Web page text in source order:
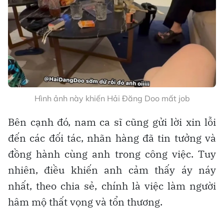
Hình ảnh này khiến Hải Đăng Doo mất job
Bên cạnh đó, nam ca sĩ cũng gửi lời xin lỗi
đến các đối tác, nhãn hàng đã tin tưởng và
đồng hành cùng anh trong công việc. Tuy
nhiên, điều khiến anh cảm thấy áy náy
nhất, theo chia sẻ, chính là việc làm người
hâm mộ thất vọng và tổn thương.